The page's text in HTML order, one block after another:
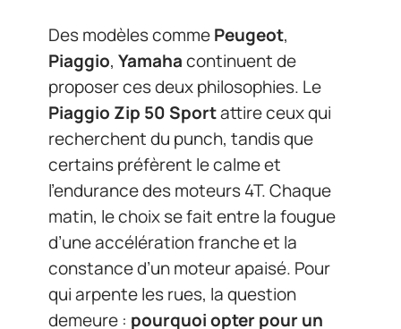
Des modèles commePeugeot,
Piaggio, Yamahacontinuent de
proposer ces deux philosophies. Le
Piaggio Zip 50 Sportattire ceux qui
recherchent du punch, tandis que
certains préfèrent le calme et
l’endurance des moteurs 4T. Chaque
matin, le choix se fait entre la fougue
d’une accélération franche et la
constance d’un moteur apaisé. Pour
qui arpente les rues, la question
demeure : pourquoi opter pour un